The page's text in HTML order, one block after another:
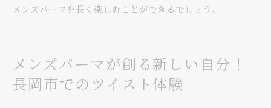
メンズパーマを長く楽しむことができるでしょう。
メンズパーマが創る新しい自分！
長岡市でのツイスト体験